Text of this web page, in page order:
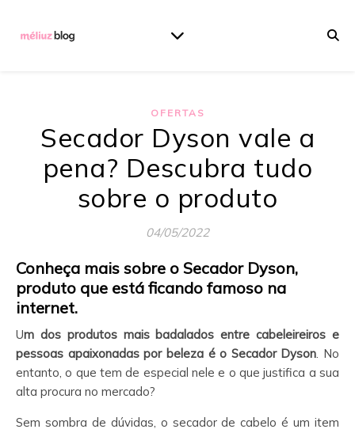
OFERTAS
Secador Dyson vale a
pena? Descubra tudo
sobre o produto
04/05/2022
Conheça mais sobre o Secador Dyson,
produto que está ficando famoso na
internet.
Um dos produtos mais badalados entre cabeleireiros e
pessoas apaixonadas por beleza é o Secador Dyson. No
entanto, o que tem de especial nele e o que justifica a sua
alta procura no mercado?
Sem sombra de dúvidas, o secador de cabelo é um item